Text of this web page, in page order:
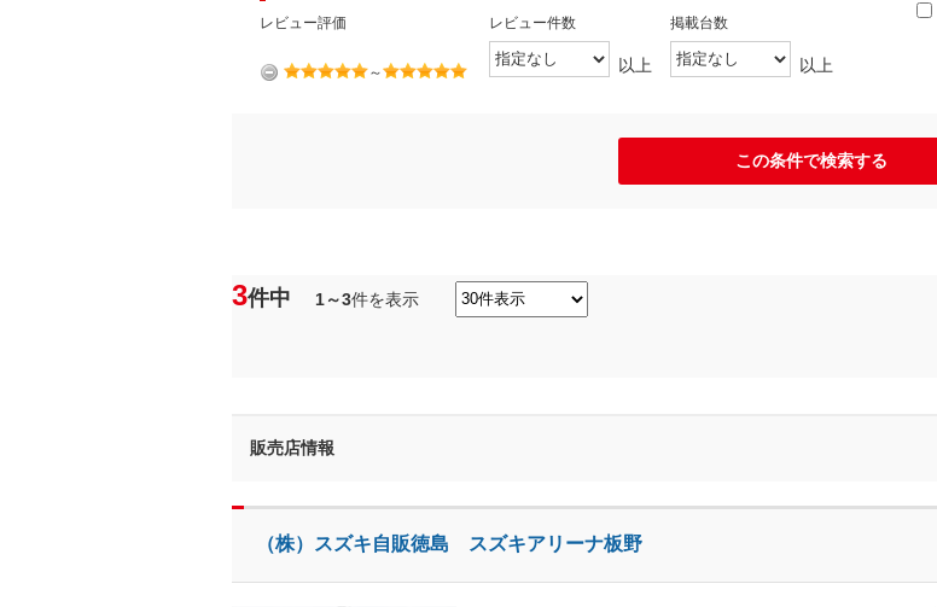
レビュー評価
～
レビュー件数
以上
掲載台数
以上
この条件で検索する
3件中 1～3件を表示
販売店情報
（株）スズキ自販徳島 スズキアリーナ板野